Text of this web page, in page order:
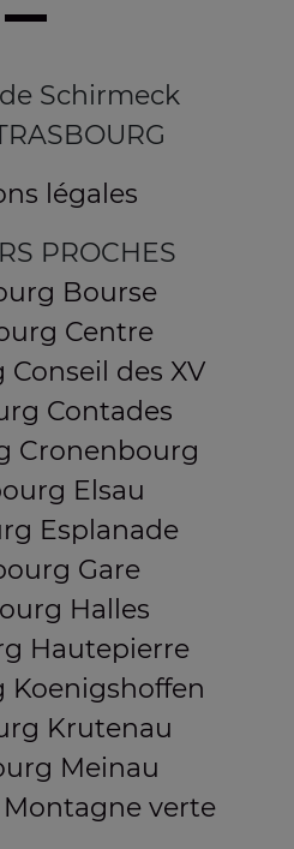
Schirmeck
légales
PROCHES
Bourse
Centre
des XV
Contades
Cronenbourg
Elsau
Esplanade
Gare
Halles
Hautepierre
Koenigshoffen
Krutenau
Meinau
verte